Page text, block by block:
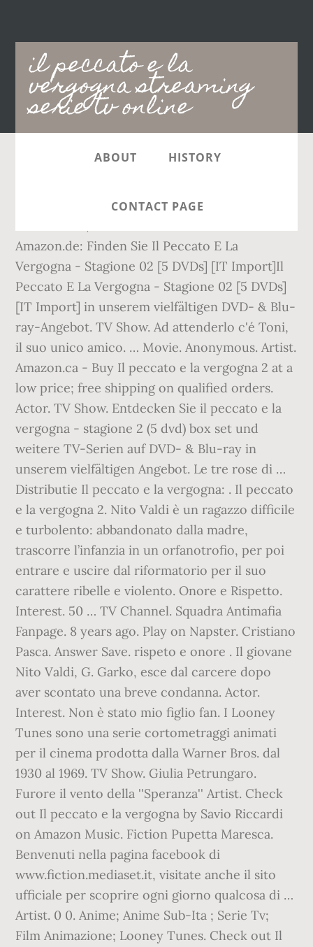
il peccato e la
vergogna streaming
serie tv online
Main
navigation
ABOUT HISTORY
CONTACT PAGE
dal momento che megavideo non va più? TV
Amazon.de: Finden Sie Il Peccato E La
Vergogna - Stagione 02 [5 DVDs] [IT Import]Il
Peccato E La Vergogna - Stagione 02 [5 DVDs]
[IT Import] in unserem vielfältigen DVD- & Blu-
ray-Angebot. TV Show. Ad attenderlo c'é Toni,
il suo unico amico. … Movie. Anonymous. Artist.
Amazon.ca - Buy Il peccato e la vergogna 2 at a
low price; free shipping on qualified orders.
Actor. TV Show. Entdecken Sie il peccato e la
vergogna - stagione 2 (5 dvd) box set und
weitere TV-Serien auf DVD- & Blu-ray in
unserem vielfältigen Angebot. Le tre rose di …
Distributie Il peccato e la vergogna: . Il peccato
e la vergogna 2. Nito Valdi è un ragazzo difficile
e turbolento: abbandonato dalla madre,
trascorre l’infanzia in un orfanotrofio, per poi
entrare e uscire dal riformatorio per il suo
carattere ribelle e violento. Onore e Rispetto.
Interest. 50 … TV Channel. Squadra Antimafia
Fanpage. 8 years ago. Play on Napster. Cristiano
Pasca. Answer Save. rispeto e onore . Il giovane
Nito Valdi, G. Garko, esce dal carcere dopo
aver scontato una breve condanna. Actor.
Interest. Non è stato mio figlio fan. I Looney
Tunes sono una serie cortometraggi animati
per il cinema prodotta dalla Warner Bros. dal
1930 al 1969. TV Show. Giulia Petrungaro.
Furore il vento della ''Speranza'' Artist. Check
out Il peccato e la vergogna by Savio Riccardi
on Amazon Music. Fiction Pupetta Maresca.
Benvenuti nella pagina facebook di
www.fiction.mediaset.it, visitate anche il sito
ufficiale per scoprire ogni giorno qualcosa di …
Artist. 0 0. Anime; Anime Sub-Ita ; Serie Tv;
Film Animazione; Looney Tunes. Check out Il